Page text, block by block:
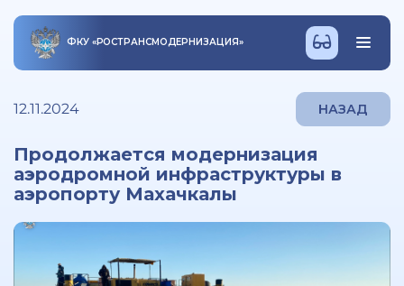
ФКУ «РОСТРАНСМОДЕРНИЗАЦИЯ»
12.11.2024 НАЗАД
Продолжается модернизация
аэродромной инфраструктуры в
аэропорту Махачкалы